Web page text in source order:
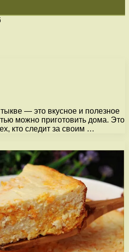
— это вкусное и полезное
можно приготовить дома. Это
кто следит за своим …